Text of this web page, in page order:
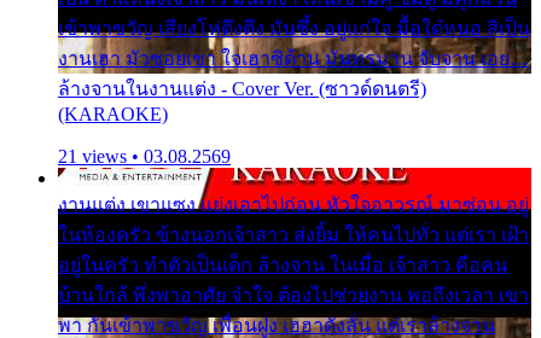
เข้าพาขวัญ เสียงโห่ตึงตึง มันซึ้ง อยู่แก่ใจ มื้อใด๋หนอ สิเป็น
งานเฮา มัวซอยเขา ใจเฮาซิด้าน มันทรมาน จับจาน เอย…
ล้างจานในงานแต่ง - Cover Ver. (ซาวด์ดนตรี)
(KARAOKE)
21 views • 03.08.2569
งานแต่ง เขาแซง แย่งเอาไปก่อน หัวใจอาวรณ์ มาซ่อน อยู่
ในห้องครัว ข้างนอกเจ้าสาว ส่งยิ้ม ให้คนไปทั่ว แต่เรา เฝ้า
อยู่ในครัว ทำตัวเป็นเด็ก ล้างจาน ในเมื่อ เจ้าสาว คือคน
บ้านใกล้ พึ่งพาอาศัย จำใจ ต้องไปช่วยงาน พอถึงเวลา เขา
พา กันเข้าพาขวัญ เพื่อนฝูง เฮฮาดังลั่น แต่เราล้างจาน